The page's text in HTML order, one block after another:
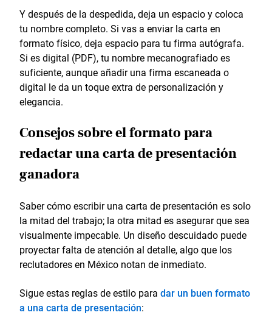
Y después de la despedida, deja un espacio y coloca
tu nombre completo. Si vas a enviar la carta en
formato físico, deja espacio para tu firma autógrafa.
Si es digital (PDF), tu nombre mecanografiado es
suficiente, aunque añadir una firma escaneada o
digital le da un toque extra de personalización y
elegancia.
Consejos sobre el formato para
redactar una carta de presentación
ganadora
Saber cómo escribir una carta de presentación es solo
la mitad del trabajo; la otra mitad es asegurar que sea
visualmente impecable. Un diseño descuidado puede
proyectar falta de atención al detalle, algo que los
reclutadores en México notan de inmediato.
Sigue estas reglas de estilo para dar un buen formato
a una carta de presentación: